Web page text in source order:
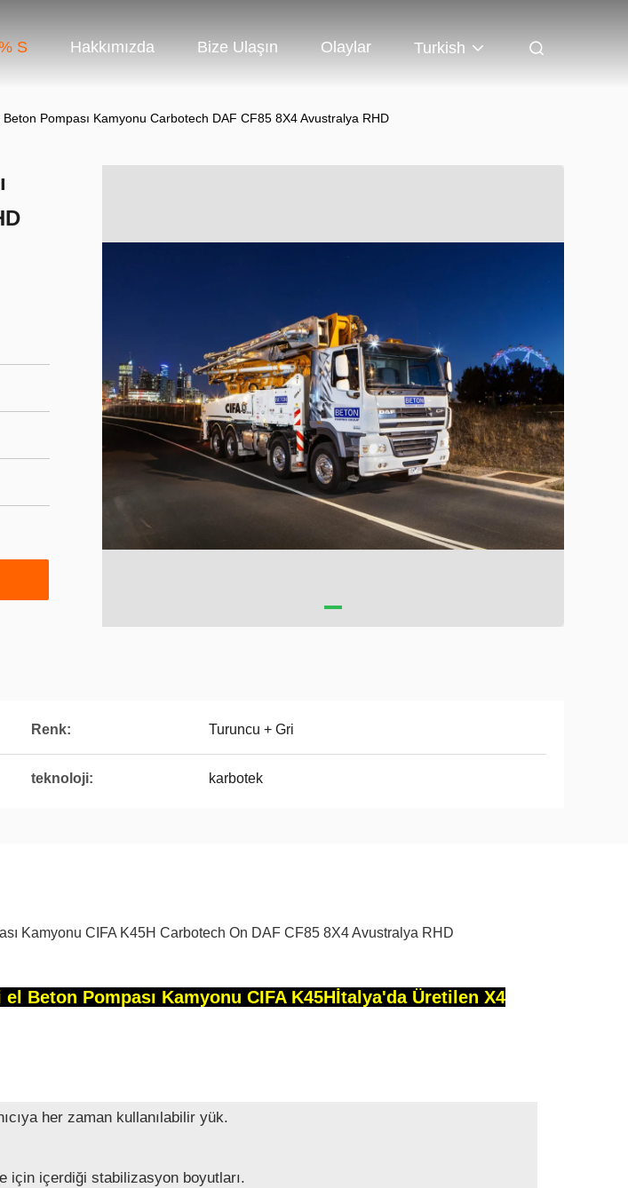
S Hakkımızda Bize Ulaşın Olaylar Turkish
Beton Pompası Kamyonu Carbotech DAF CF85 8X4 Avustralya RHD
Renk: Turuncu + Gri
teknoloji: karbotek
Kamyonu CIFA K45H Carbotech On DAF CF85 8X4 Avustralya RHD
Beton Pompası Kamyonu CIFA K45Hİtalya'da Üretilen X4
her zaman kullanılabilir yük.
için içerdiği stabilizasyon boyutları.